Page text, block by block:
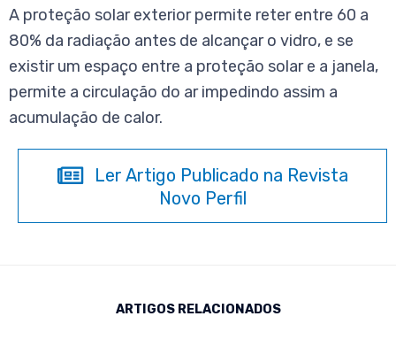
A proteção solar exterior permite reter entre 60 a
80% da radiação antes de alcançar o vidro, e se
existir um espaço entre a proteção solar e a janela,
permite a circulação do ar impedindo assim a
acumulação de calor.
Ler Artigo Publicado na Revista
Novo Perfil
ARTIGOS RELACIONADOS